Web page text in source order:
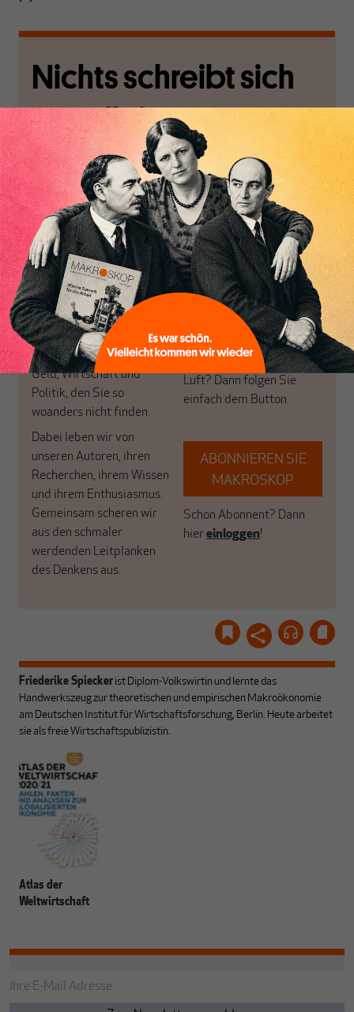
Nichts schreibt sich
von allein!
Nur für Abonnenten
MAKROSKOP analysiert
wirtschaftspolitische
Themen aus einer
postkeynesianischen
Perspektive und ist damit
in Deutschland einzigartig.
MAKROSKOP steht für
das große Ganze. Wir
haben einen Blick auf
Geld, Wirtschaft und
Politik, den Sie so
woanders nicht finden.
Dabei leben wir von
unseren Autoren, ihren
Recherchen, ihrem Wissen
und ihrem Enthusiasmus.
Gemeinsam scheren wir
aus den schmaler
werdenden Leitplanken
des Denkens aus.
Wir verlassen die
journalistische Filterblase,
in der sich viele
eingerichtet haben. Wir
öffnen Fenster und
bringen frische Luft in die
engen und verstaubten
Debattenräume.
Brauchen Sie auch frische
Luft? Dann folgen Sie
einfach dem Button.
ABONNIEREN SIE
MAKROSKOP
Schon Abonnent? Dann
hiereinloggen!
Friederike Spiecker ist Diplom-Volkswirtin und lernte das
Handwerkszeug zur theoretischen und empirischen Makroökonomie
am Deutschen Institut für Wirtschaftsforschung, Berlin. Heute arbeitet
sie als freie Wirtschaftspublizistin.
Atlas der
Weltwirtschaft